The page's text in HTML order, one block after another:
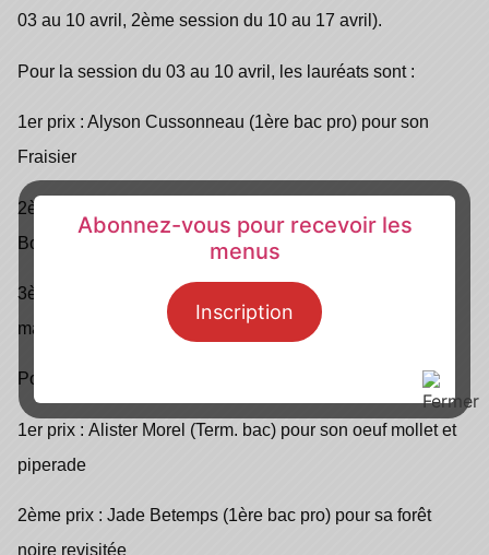
03 au 10 avril, 2ème session du 10 au 17 avril).
Pour la session du 03 au 10 avril, les lauréats sont :
1er prix : Alyson Cussonneau (1ère bac pro) pour son
Fraisier
2ème prix :
Bowl
3ème prix : Kilian Franceschi
(1ère bac pro) pour sa
madeleine punchée au miel, coque chocolat
Pour la session du 10 au 17 avril, les lauréats sont :
1er prix : Alister Morel (Term. bac) pour son oeuf mollet et
piperade
2ème prix : Jade Betemps (1ère bac pro) pour sa forêt
noire revisitée
Abonnez-vous pour recevoir les
menus
Inscription